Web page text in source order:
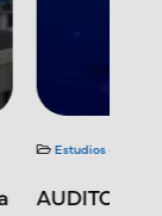
Blogs
Artwork y